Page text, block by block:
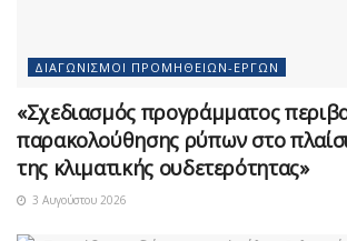
ΔΙΑΓΩΝΙΣΜΟΊ ΠΡΟΜΗΘΕΙΏΝ-ΈΡΓΩΝ
«Σχεδιασμός προγράμματος
παρακολούθησης ρύπων στο
της κλιματικής ουδετερότητας»
3 Αυγούστου 2026